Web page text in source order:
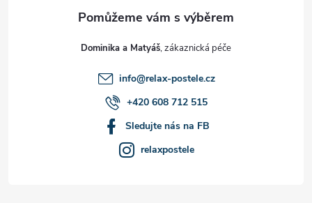
Dominika a Matyáš
info@relax-postele.cz
+420 608 712 515
Sledujte nás na FB
relaxpostele